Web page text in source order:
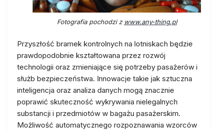
Fotografia pochodzi z www.any-thing.pl
Przyszłość bramek kontrolnych na lotniskach będzie
prawdopodobnie kształtowana przez rozwój
technologii oraz zmieniające się potrzeby pasażerów i
służb bezpieczeństwa. Innowacje takie jak sztuczna
inteligencja oraz analiza danych mogą znacznie
poprawić skuteczność wykrywania nielegalnych
substancji i przedmiotów w bagażu pasażerskim.
Możliwość automatycznego rozpoznawania wzorców